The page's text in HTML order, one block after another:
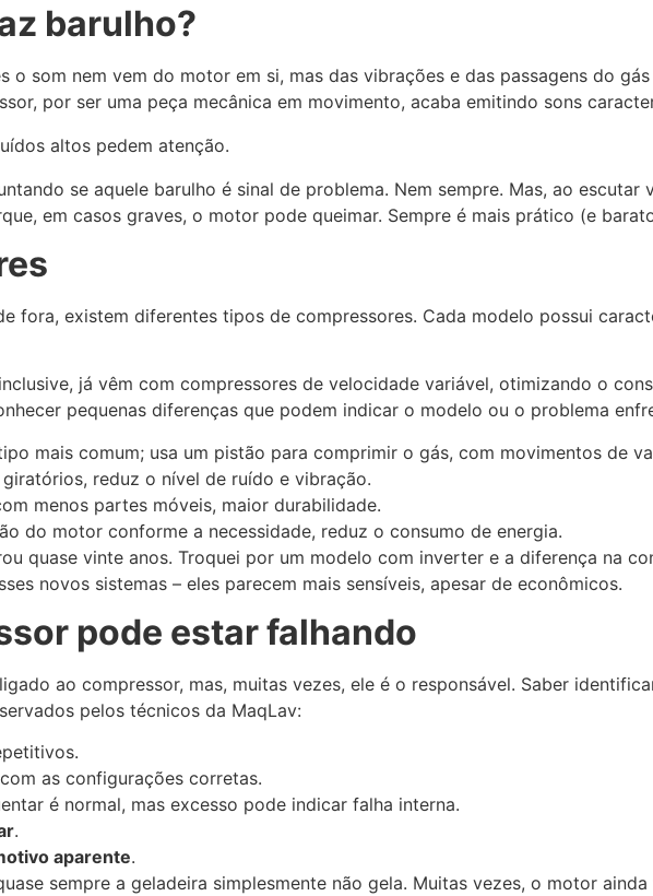
barulho?
o som nem vem do motor em si, mas das vibrações e das passagens do
por ser uma peça mecânica em movimento, acaba emitindo sons
altos pedem atenção.
se aquele barulho é sinal de problema. Nem sempre. Mas, ao
em casos graves, o motor pode queimar. Sempre é mais prático (e
fora, existem diferentes tipos de compressores. Cada modelo possui
já vêm com compressores de velocidade variável, otimizando o
pequenas diferenças que podem indicar o modelo ou o problema
mais comum; usa um pistão para comprimir o gás, com movimentos de
reduz o nível de ruído e vibração.
menos partes móveis, maior durabilidade.
do motor conforme a necessidade, reduz o consumo de energia.
quase vinte anos. Troquei por um modelo com inverter e a diferença na
novos sistemas – eles parecem mais sensíveis, apesar de econômicos.
pode estar falhando
ao compressor, mas, muitas vezes, ele é o responsável. Saber
pelos técnicos da MaqLav:
as configurações corretas.
é normal, mas excesso pode indicar falha interna.
.
aparente.
sempre a geladeira simplesmente não gela. Muitas vezes, o motor